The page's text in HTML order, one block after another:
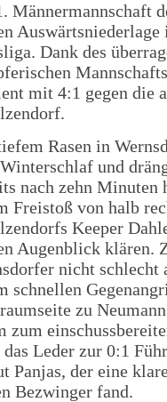
Männermannschaft
Dank des
mit 4:1 gegen die
Rasen in
und
nach zehn Minuten
Freistoß von halb
Keeper
Augenblick klären.
nicht
schnellen
zu
zum
das Leder zur 0:1
Panjas, der eine
Bezwinger fand.